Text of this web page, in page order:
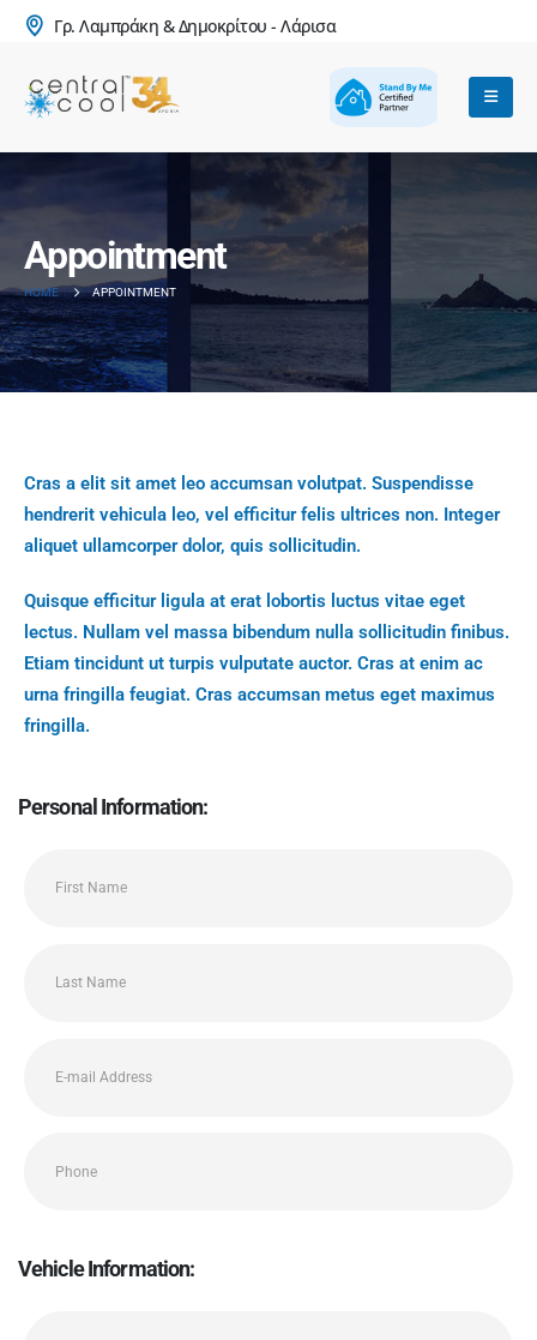
Γρ. Λαμπράκη & Δημοκρίτου - Λάρισα
Appointment
HOME APPOINTMENT
Cras a elit sit amet leo accumsan volutpat. Suspendisse
hendrerit vehicula leo, vel efficitur felis ultrices non. Integer
aliquet ullamcorper dolor, quis sollicitudin.
Quisque efficitur ligula at erat lobortis luctus vitae eget
lectus. Nullam vel massa bibendum nulla sollicitudin finibus.
Etiam tincidunt ut turpis vulputate auctor. Cras at enim ac
urna fringilla feugiat. Cras accumsan metus eget maximus
fringilla.
Personal Information:
Vehicle Information: